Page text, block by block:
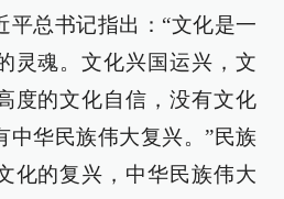
平总书记指出：“文化是一
灵魂。文化兴国运兴，文
度的文化自信，没有文化
中华民族伟大复兴。”民族
化的复兴，中华民族伟大